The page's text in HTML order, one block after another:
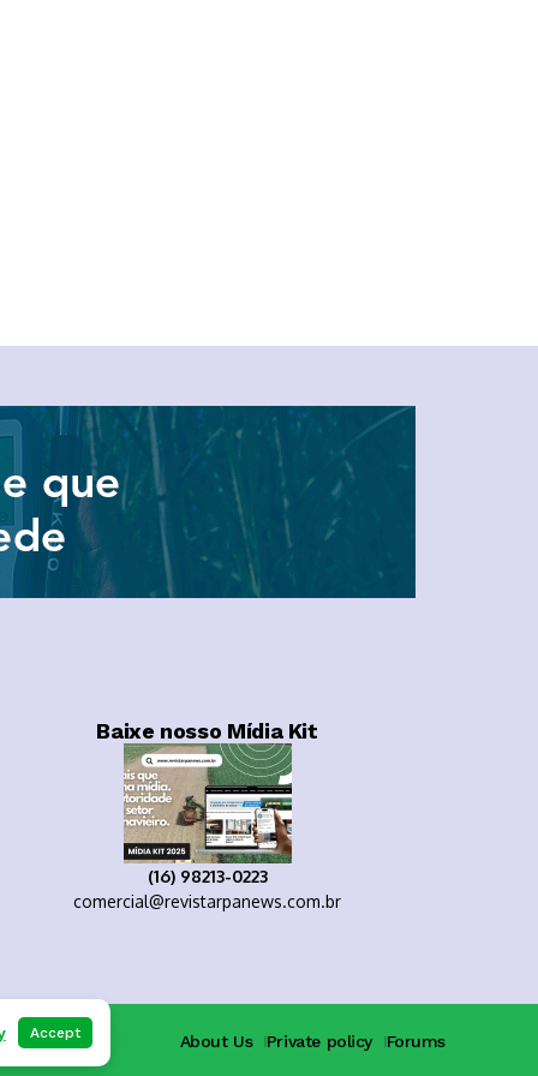
Baixe nosso Mídia Kit
(16) 98213-0223
comercial@revistarpanews.com.br
About Us Private policy Forums
Accept